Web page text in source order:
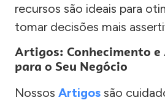
recursos são ideais para
tomar decisões mais
Artigos: Conhecimento
para o Seu Negócio
Nossos Artigos são